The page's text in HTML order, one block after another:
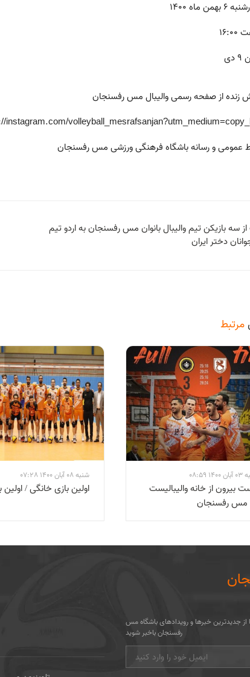
بهمن ماه 1400
زنده از صفحه رسمی والیبال مس رفسنجان
instagram.com/
عمومی و رسانه باشگاه فرهنگی ورزشی مس رفسنجان
سه بازیکن تیم والیبال بانوان مس رفسنجان به اردو تیم
دختر ایران
مرتبط
08:59
بیرون از خانه والیبالیست
مس رفسنجان
شنبه 08 آبان 1400 07:28
اولین بازی خانگی / اولین
از جدیدترین خبرها و رویدادهای باشگاه مس
رفسنجان باخبر شوید